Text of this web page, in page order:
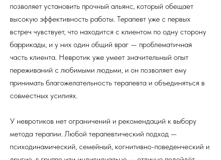
позволяет установить прочный альянс, который обещает
высокую эффективность работы. Терапевт уже с первых
встреч чувствует, что находится с клиентом по одну сторону
баррикады, и у них один общий враг — проблематичная
часть клиента. Невротик уже умеет значительный опыт
переживаний с любимыми людьми, и он позволяет ему
принимать благожелательность терапевта и объединяться в
совместных усилиях.
У невротиков нет ограничений и рекомендаций к выбору
метода терапии. Любой терапевтический подход —
психодинамический, семейный, когнитивно-поведенческий и